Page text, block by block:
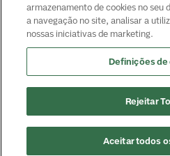
Saiba mais sobre nossas
Martin - CRM 239045
Agendar
armazenamento de cookies no seu
a navegação no site, analisar a
nossas iniciativas de marketing.
Definições de
Rejeitar
Aceitar todos